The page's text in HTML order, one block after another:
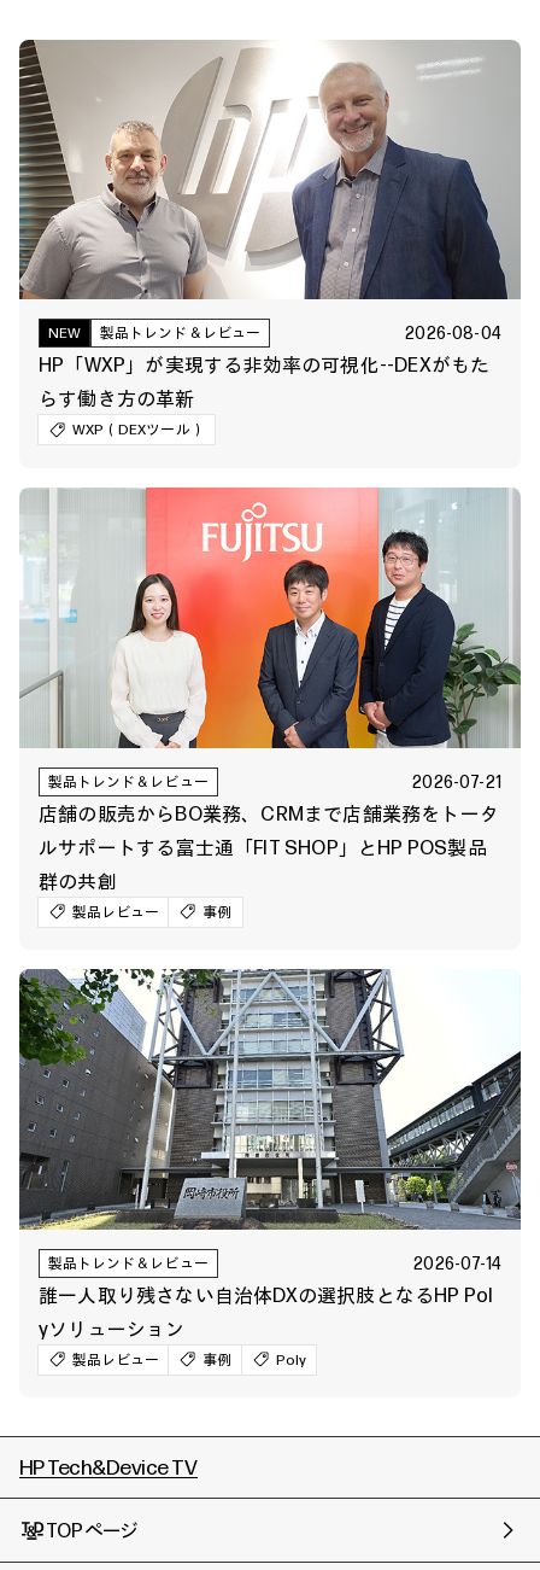
NEW 製品トレンド＆レビュー 2026-08-04
HP「WXP」が実現する非効率の可視化--DEXがもた
らす働き方の革新
WXP（DEXツール）
製品トレンド＆レビュー 2026-07-21
店舗の販売からBO業務、CRMまで店舗業務をトータ
ルサポートする富士通「FIT SHOP」とHP POS製品
群の共創
製品レビュー 事例
製品トレンド＆レビュー 2026-07-14
誰一人取り残さない自治体DXの選択肢となるHP Pol
yソリューション
製品レビュー 事例 Poly
HP Tech&Device TV
TOPページ